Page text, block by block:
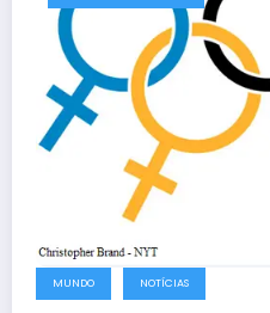
MUNDO NOTÍCIAS